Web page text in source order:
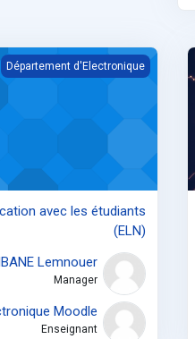
avec les étudiants (ELN)
Département d'Electronique
avec les étudiants
(ELN)
Lemnouer
Manager
Moodle
Enseignant